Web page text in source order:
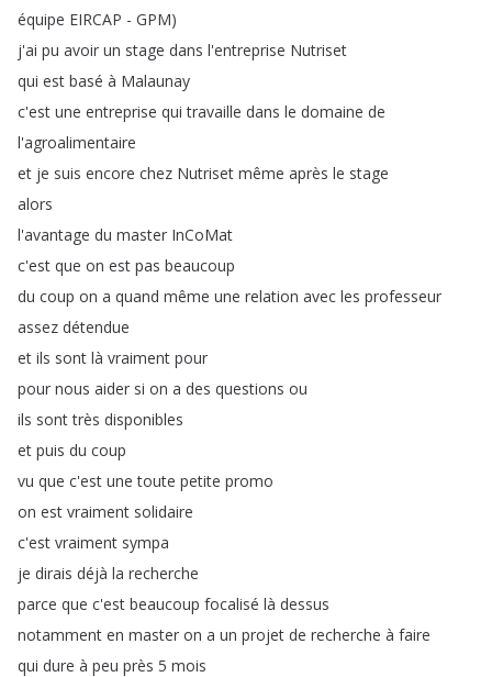
équipe EIRCAP - GPM)
j'ai pu avoir un stage dans l'entreprise Nutriset
qui est basé à Malaunay
c'est une entreprise qui travaille dans le domaine de
l'agroalimentaire
et je suis encore chez Nutriset même après le stage
alors
l'avantage du master InCoMat
c'est que on est pas beaucoup
du coup on a quand même une relation avec les professeur
assez détendue
et ils sont là vraiment pour
pour nous aider si on a des questions ou
ils sont très disponibles
et puis du coup
vu que c'est une toute petite promo
on est vraiment solidaire
c'est vraiment sympa
je dirais déjà la recherche
parce que c'est beaucoup focalisé là dessus
notamment en master on a un projet de recherche à faire
qui dure à peu près 5 mois